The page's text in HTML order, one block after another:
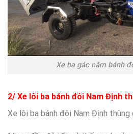
Xe ba gác năm bánh
2/ Xe lôi ba bánh đôi Nam Định
Xe lôi ba bánh đôi Nam Định thùng